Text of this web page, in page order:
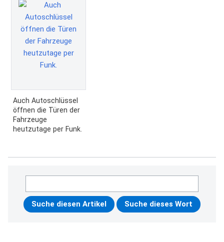
Auch Autoschlüssel
öffnen die Türen der
Fahrzeuge
heutzutage per Funk.